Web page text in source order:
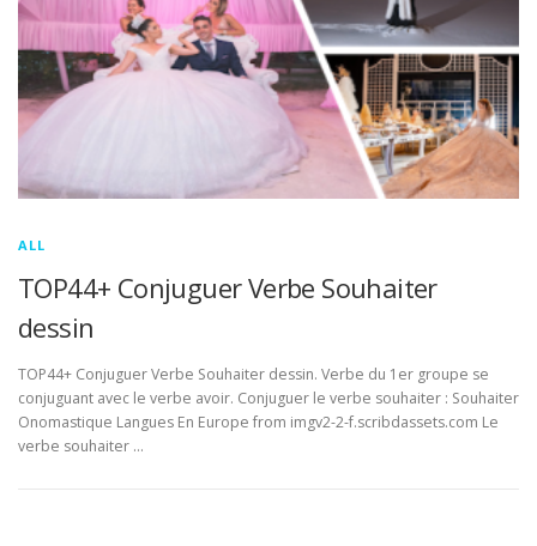
ALL
TOP44+ Conjuguer Verbe Souhaiter
dessin
TOP44+ Conjuguer Verbe Souhaiter dessin. Verbe du 1er groupe se
conjuguant avec le verbe avoir. Conjuguer le verbe souhaiter : Souhaiter
Onomastique Langues En Europe from imgv2-2-f.scribdassets.com Le
verbe souhaiter …